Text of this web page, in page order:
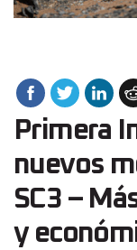
Primera
nuevos
SC3 –
y